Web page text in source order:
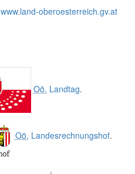
www.land-oberoesterreich.gv.at
Oö. Landtag.
Oö. Landesrechnungshof.